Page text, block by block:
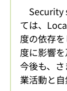
Security
ては、
度の依存
度に影響を
今後も、
業活動と自